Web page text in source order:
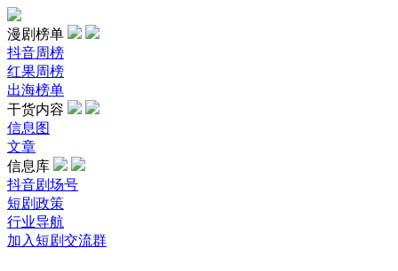
漫剧榜单
抖音周榜
红果周榜
出海榜单
干货内容
信息图
文章
信息库
抖音剧场号
短剧政策
行业导航
加入短剧交流群